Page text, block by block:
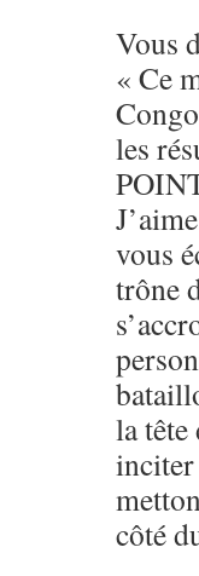
Vous
« Ce
les
vous
trône
la
inciter
côté